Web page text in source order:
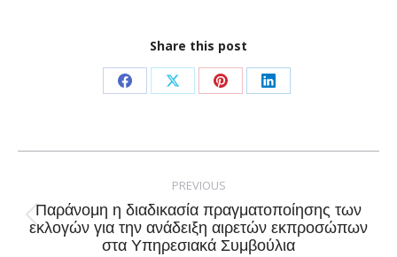
Share this post
Share
Facebook
Share
X
Share
Pinterest
Share
LinkedIn
PREVIOUS
Previous
post:
Παράνομη η διαδικασία πραγματοποίησης των
εκλογών για την ανάδειξη αιρετών εκπροσώπων
στα Υπηρεσιακά Συμβούλια